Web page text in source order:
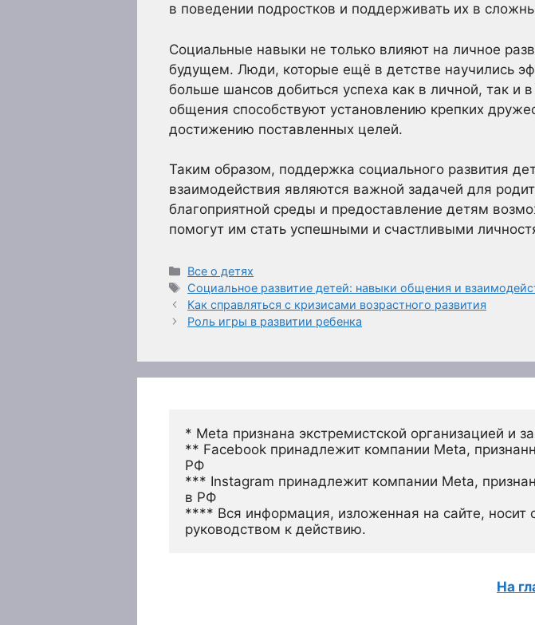
в поведении подростков и поддерживать их в
Социальные навыки не только влияют на личное
будущем. Люди, которые ещё в детстве научились
больше шансов добиться успеха как в личной, так
общения способствуют установлению крепких
достижению поставленных целей.
Таким образом, поддержка социального развития
взаимодействия являются важной задачей для
благоприятной среды и предоставление детям
помогут им стать успешными и счастливыми
Рубрики
Все о детях
Метки
Социальное развитие детей: навыки общения и
Как справляться с кризисами возрастного развития
Роль игры в развитии ребенка
* Meta признана экстремистской организацией и
** Facebook принадлежит компании Meta,
РФ
*** Instagram принадлежит компании Meta,
в РФ
**** Вся информация, изложенная на сайте, носит
руководством к действию.
На